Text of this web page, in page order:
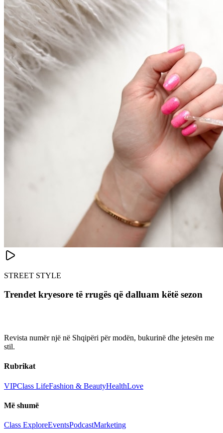
STREET STYLE
Trendet kryesore të rrugës që dalluam këtë sezon
Revista numër një në Shqipëri për modën, bukurinë dhe jetesën me
stil.
Rubrikat
VIPClass LifeFashion & BeautyHealthLove
Më shumë
Class ExploreEventsPodcastMarketing